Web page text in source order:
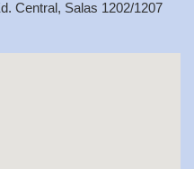
Central, Salas 1202/1207